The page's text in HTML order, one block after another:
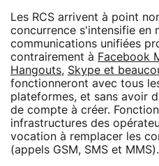
Les RCS arrivent à point
concurrence s'intensifie en
communications unifiées
contrairement à Facebook
Hangouts, Skype et
fonctionneront avec tous
plateformes, et sans avoir
de compte à créer.
infrastructures des
vocation à remplacer les
(appels GSM, SMS et MMS).